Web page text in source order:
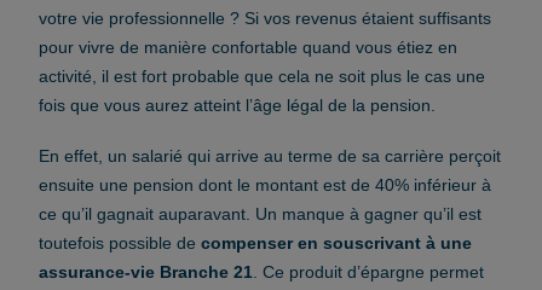
votre vie professionnelle ? Si vos revenus étaient suffisants
pour vivre de manière confortable quand vous étiez en
activité, il est fort probable que cela ne soit plus le cas une
fois que vous aurez atteint l’âge légal de la pension.
En effet, un salarié qui arrive au terme de sa carrière perçoit
ensuite une pension dont le montant est de 40% inférieur à
ce qu’il gagnait auparavant. Un manque à gagner qu’il est
toutefois possible de compenser en souscrivant à une
assurance-vie Branche 21 . Ce produit d’épargne permet